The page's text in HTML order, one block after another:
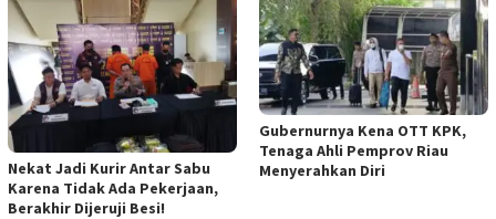
Nekat Jadi Kurir Antar Sabu
Karena Tidak Ada Pekerjaan,
Berakhir Dijeruji Besi!
Gubernurnya Kena OTT KPK,
Tenaga Ahli Pemprov Riau
Menyerahkan Diri